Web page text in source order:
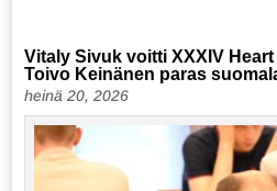
Vitaly Sivuk voitti XXXIV
Toivo Keinänen paras
heinä 20, 2026